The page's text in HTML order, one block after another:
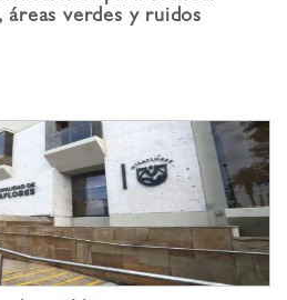
áreas verdes y ruidos